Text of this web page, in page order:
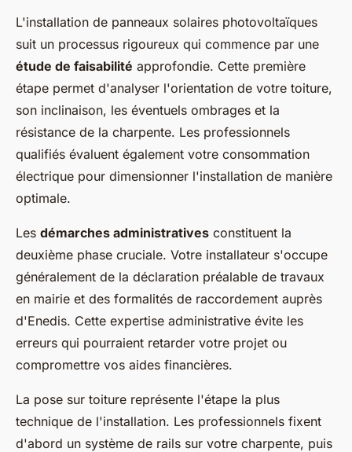
L'installation de panneaux solaires photovoltaïques
suit un processus rigoureux qui commence par une
étude de faisabilité approfondie. Cette première
étape permet d'analyser l'orientation de votre toiture,
son inclinaison, les éventuels ombrages et la
résistance de la charpente. Les professionnels
qualifiés évaluent également votre consommation
électrique pour dimensionner l'installation de manière
optimale.
Les démarches administratives constituent la
deuxième phase cruciale. Votre installateur s'occupe
généralement de la déclaration préalable de travaux
en mairie et des formalités de raccordement auprès
d'Enedis. Cette expertise administrative évite les
erreurs qui pourraient retarder votre projet ou
compromettre vos aides financières.
La pose sur toiture représente l'étape la plus
technique de l'installation. Les professionnels fixent
d'abord un système de rails sur votre charpente, puis